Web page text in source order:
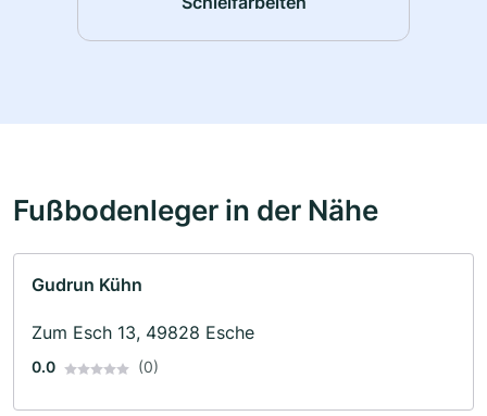
Fußbodenleger in der Nähe
Gudrun Kühn
Zum Esch 13, 49828 Esche
0.0 (0)